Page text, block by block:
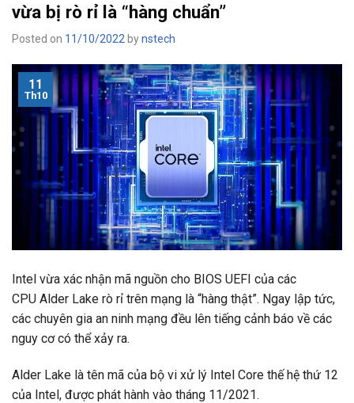
vừa bị rò rỉ là “hàng chuẩn”
Posted on 11/10/2022 bynstech
11
Th10
Intel vừa xác nhận mã nguồn cho BIOS UEFI của các
CPU Alder Lake rò rỉ trên mạng là “hàng thật”. Ngay lập tức,
các chuyên gia an ninh mạng đều lên tiếng cảnh báo về các
nguy cơ có thể xảy ra.
Alder Lake là tên mã của bộ vi xử lý Intel Core thế hệ thứ 12
của Intel, được phát hành vào tháng 11/2021.